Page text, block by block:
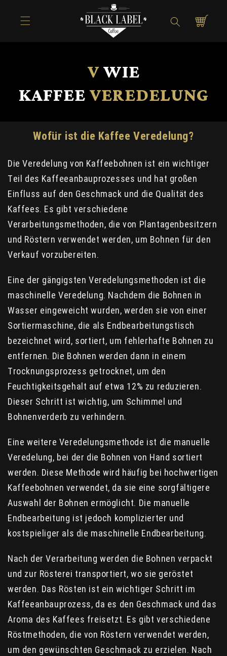
Inhalt
Warenkorb
V WIE
KAFFEE VEREDELUNG
Wofür ist die Kaffee Veredelung?
Die Veredelung von Kaffeebohnen ist ein wichtiger
Teil des Kaffeeanbauprozesses und hat großen
Einfluss auf den Geschmack und die Qualität des
Kaffees. Es gibt verschiedene
Verarbeitungsmethoden, die von Plantagenbesitzern
und Röstern verwendet werden, um Bohnen für den
Verkauf vorzubereiten.
Eine der gängigsten Veredelungsmethoden ist die
maschinelle Veredelung. Nachdem die Bohnen in
Wasser eingeweicht wurden, werden sie von einer
Sortiermaschine, die als Endbearbeitungstisch
bezeichnet wird, sortiert, um fehlerhafte Bohnen zu
entfernen. Die Bohnen werden dann in einem
Trocknungsprozess getrocknet, um den
Feuchtigkeitsgehalt auf etwa 12% zu reduzieren.
Dieser Schritt ist wichtig, um Schimmel und
Bohnenverderb zu verhindern.
Eine weitere Veredelungsmethode ist die manuelle
Veredelung, bei der die Bohnen von Hand sortiert
werden. Diese Methode wird häufig bei hochwertigen
Kaffeebohnen verwendet, da sie eine sorgfältigere
Auswahl der Bohnen ermöglicht. Die manuelle
Endbearbeitung ist jedoch komplizierter und
kostspieliger als die maschinelle Endbearbeitung.
Nach der Verarbeitung werden die Bohnen verpackt
und zur Rösterei transportiert, wo sie geröstet
werden. Das Rösten ist ein wichtiger Schritt im
Kaffeeanbauprozess, da es den Geschmack und das
Aroma des Kaffees freisetzt. Es gibt verschiedene
Röstmethoden, die von Röstern verwendet werden,
um den gewünschten Geschmack zu erzielen. Nach